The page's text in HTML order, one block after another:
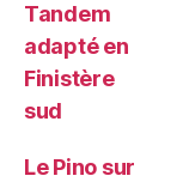
Tandem
adapté en
Finistère
sud
Le Pino sur